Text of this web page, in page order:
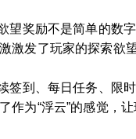
望奖励不是简单的数
激发了玩家的探索欲
签到、每日任务、限
作为“浮云”的感觉，